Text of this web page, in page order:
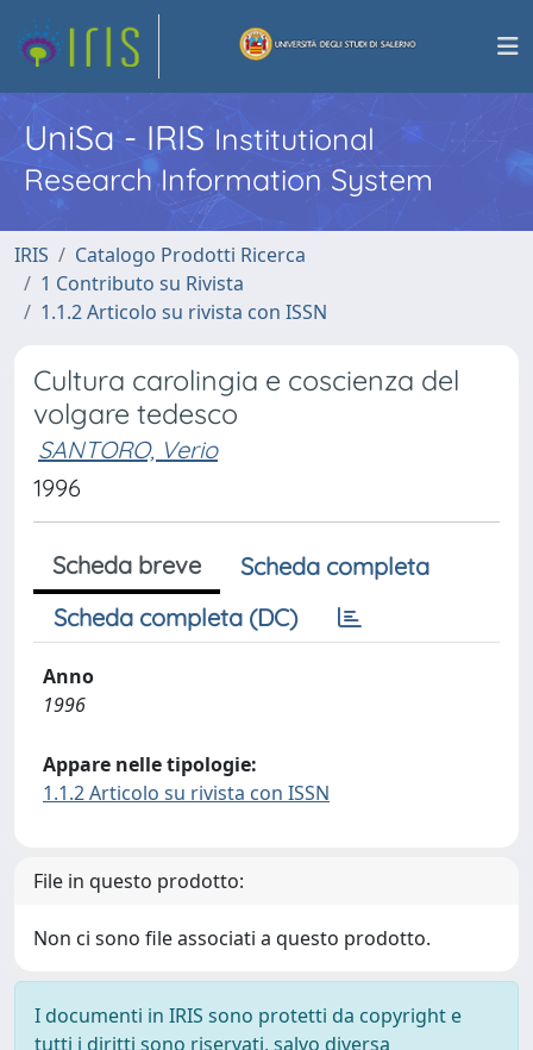
UniSa - IRISInstitutional
Research Information System
IRIS
Catalogo Prodotti Ricerca
1 Contributo su Rivista
1.1.2 Articolo su rivista con ISSN
Cultura carolingia e coscienza del
volgare tedesco
SANTORO, Verio
1996
Scheda breve
Scheda completa
Scheda completa (DC)
Anno
1996
Appare nelle tipologie:
1.1.2 Articolo su rivista con ISSN
File in questo prodotto:
Non ci sono file associati a questo prodotto.
I documenti in IRIS sono protetti da copyright e
tutti i diritti sono riservati, salvo diversa